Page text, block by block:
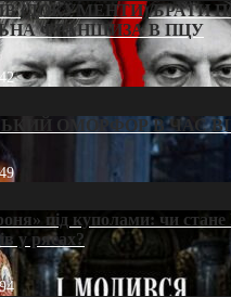
(ДОКУМЕНТИ)/БРАТИ
ФРАНШИЗА В ПЦУ
ОМОРФОР В ЧАС
під куполами: чи
у рясах?